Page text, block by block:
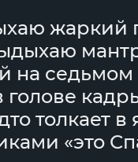
жаркий
на седьмом
голове
толкает в
«это